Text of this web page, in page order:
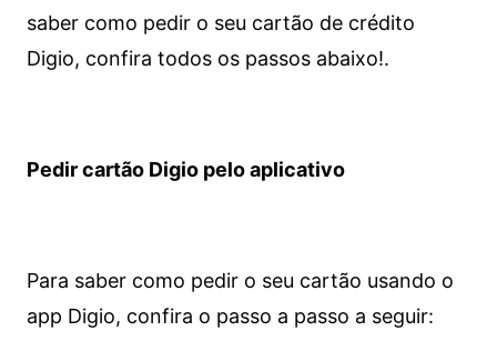
saber como pedir o seu cartão de crédito
Digio, confira todos os passos abaixo!.
Pedir cartão Digio pelo aplicativo
Para saber como pedir o seu cartão usando o
app Digio, confira o passo a passo a seguir: